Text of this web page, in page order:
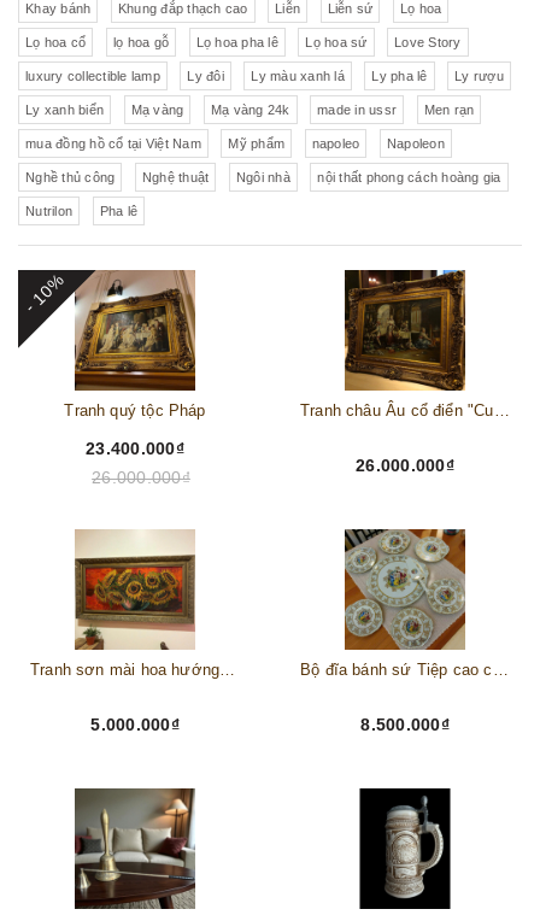
Khay bánh Khung đắp thạch cao Liễn Liễn sứ Lọ hoa
Lọ hoa cổ lọ hoa gỗ Lọ hoa pha lê Lọ hoa sứ Love Story
luxury collectible lamp Ly đôi Ly màu xanh lá Ly pha lê Ly rượu
Ly xanh biển Mạ vàng Mạ vàng 24k made in ussr Men rạn
mua đồng hồ cổ tại Việt Nam Mỹ phẩm napoleo Napoleon
Nghề thủ công Nghệ thuật Ngôi nhà nội thất phong cách hoàng gia
Nutrilon Pha lê
- 10%
Tranh quý tộc Pháp
23.400.000₫
26.000.000₫
Tranh châu Âu cổ điển "Cuộc sống lao động"
26.000.000₫
Tranh sơn mài hoa hướng dương châu Âu
5.000.000₫
Bộ đĩa bánh sứ Tiệp cao cấp – Biểu tượng tinh tế cho bàn tiệc thượng lưu
8.500.000₫